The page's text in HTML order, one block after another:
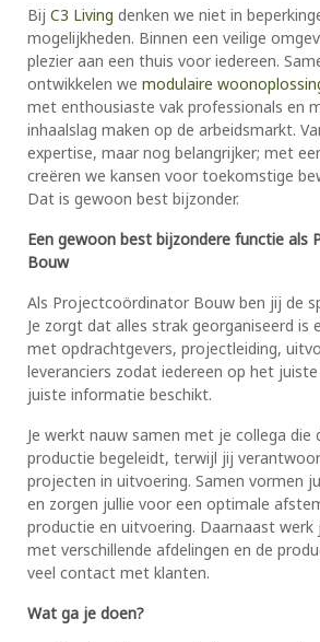
Bij C3 Living denken we niet in
mogelijkheden. Binnen een veilige
plezier aan een thuis voor iedereen.
ontwikkelen we modulaire
met enthousiaste vak professionals en
inhaalslag maken op de arbeidsmarkt.
expertise, maar nog belangrijker; met
creëren we kansen voor toekomstige
Dat is gewoon best bijzonder.
Een gewoon best bijzondere functie als
Bouw
Als Projectcoördinator Bouw ben jij de
Je zorgt dat alles strak georganiseerd is
met opdrachtgevers, projectleiding,
leveranciers zodat iedereen op het
juiste informatie beschikt.
Je werkt nauw samen met je collega die
productie begeleidt, terwijl jij
projecten in uitvoering. Samen vormen
en zorgen jullie voor een optimale
productie en uitvoering. Daarnaast werk
met verschillende afdelingen en de
veel contact met klanten.
Wat ga je doen?